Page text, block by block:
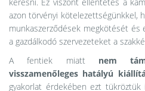
azon törvényi kötelezettségünkkel,
munkaszerződések megkötését
a gazdálkodó szervezeteket a
A fentiek miatt nem
visszamenőleges hatályú
gyakorlat érdekében ezt tükröztük